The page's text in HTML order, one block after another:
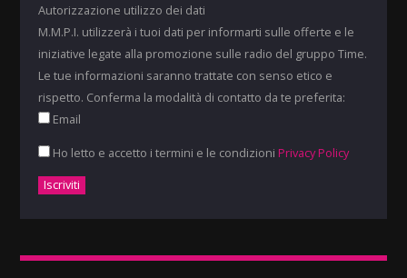
Autorizzazione utilizzo dei dati
M.M.P.I. utilizzerà i tuoi dati per informarti sulle offerte e le
iniziative legate alla promozione sulle radio del gruppo Time.
Le tue informazioni saranno trattate con senso etico e
rispetto. Conferma la modalità di contatto da te preferita:
Email
Ho letto e accetto i termini e le condizioni Privacy Policy